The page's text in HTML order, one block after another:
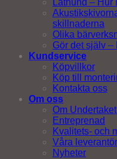
Lathund – Hur
skillnaderna
Olika
Gör det själv –
Kundservice
Köpvillkor
Köp till
Kontakta oss
Om oss
Om
Entreprenad
Kvalitets- och
Våra
Nyheter